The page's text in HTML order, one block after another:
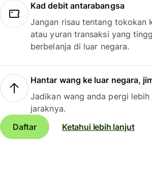
Kad debit antarabangsa
Jangan risau tentang tokokan
atau yuran transaksi yang
berbelanja di luar negara.
Hantar wang ke luar negara,
Jadikan wang anda pergi
jaraknya.
Daftar
Ketahui lebih lanjut